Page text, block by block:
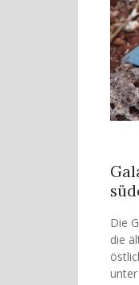
Die
die